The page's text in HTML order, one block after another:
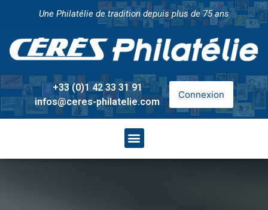
Une Philatélie de tradition depuis plus de 75 ans
+33 (0)1 42 33 31 91
infos@ceres-philatelie.com
Connexion